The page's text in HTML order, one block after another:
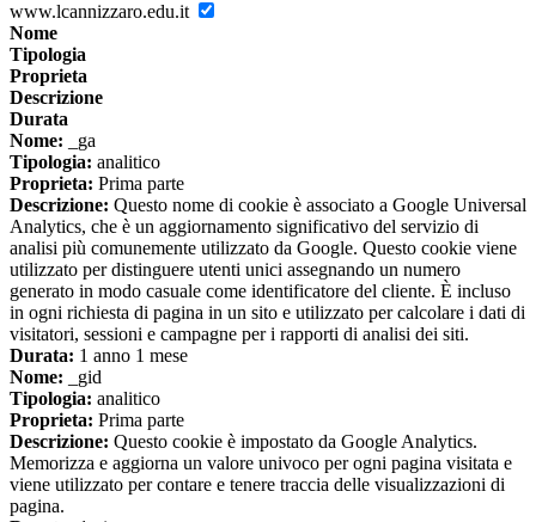
www.lcannizzaro.edu.it
Nome
Tipologia
Proprieta
Descrizione
Durata
Nome: _ga
Tipologia: analitico
Proprieta: Prima parte
Descrizione: Questo nome di cookie è associato a Google Universal
Analytics, che è un aggiornamento significativo del servizio di
analisi più comunemente utilizzato da Google. Questo cookie viene
utilizzato per distinguere utenti unici assegnando un numero
generato in modo casuale come identificatore del cliente. È incluso
in ogni richiesta di pagina in un sito e utilizzato per calcolare i dati di
visitatori, sessioni e campagne per i rapporti di analisi dei siti.
Durata: 1 anno 1 mese
Nome: _gid
Tipologia: analitico
Proprieta: Prima parte
Descrizione: Questo cookie è impostato da Google Analytics.
Memorizza e aggiorna un valore univoco per ogni pagina visitata e
viene utilizzato per contare e tenere traccia delle visualizzazioni di
pagina.